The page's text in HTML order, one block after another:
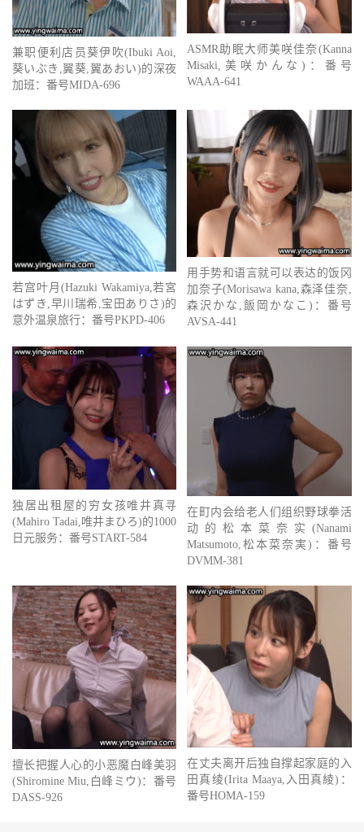
兼职便利店员葵伊吹(Ibuki Aoi,
葵いぶき,翼葵,翼あおい)的深夜
加班：番号MIDA-696
ASMR助眠大师美咲佳奈(Kanna
Misaki,美咲かんな)：番号
WAAA-641
若宫叶月(Hazuki Wakamiya,若宮
はずき,早川瑞希,宝田ありさ)的
意外温泉旅行：番号PKPD-406
用手势和语言就可以表达的饭冈
加奈子(Morisawa kana,森泽佳奈,
森沢かな,飯岡かなこ)：番号
AVSA-441
独居出租屋的穷女孩唯井真寻
(Mahiro Tadai,唯井まひろ)的1000
日元服务：番号START-584
在町内会给老人们组织野球拳活
动的松本菜奈实(Nanami
Matsumoto,松本菜奈実)：番号
DVMM-381
擅长把握人心的小恶魔白峰美羽
(Shiromine Miu,白峰ミウ)：番号
DASS-926
在丈夫离开后独自撑起家庭的入
田真绫(Irita Maaya,入田真綾)：
番号HOMA-159